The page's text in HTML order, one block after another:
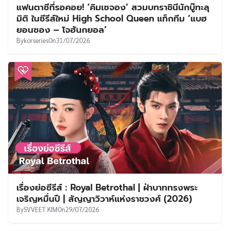
แฟนตาซีที่รอคอย! ‘คิมเซจอง’ สวมบทราชินีนักบู๊ทะลุ
มิติ ในซีรีส์ใหม่ High School Queen แท็กทีม ‘แบฮ
ยอนซอง – โจฮันกยอล’
BykorseriesOn31/07/2026
เรื่องย่อซีรีส์ : Royal Betrothal | ฝ่าบาททรงพระ
เจริญหมื่นปี | สัญญาวิวาห์แห่งราชวงศ์ (2026)
BySVVEET KIMOn29/07/2026